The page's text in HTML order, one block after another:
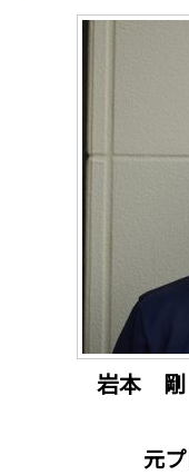
岩本 剛
元